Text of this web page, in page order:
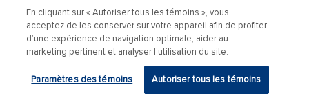
En cliquant sur « Autoriser tous les témoins », vous
acceptez de les conserver sur votre appareil afin de profiter
d’une expérience de navigation optimale, aider au
marketing pertinent et analyser l’utilisation du site.
Paramètres des témoins Autoriser tous les témoins